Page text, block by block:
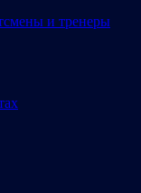
и тренеры